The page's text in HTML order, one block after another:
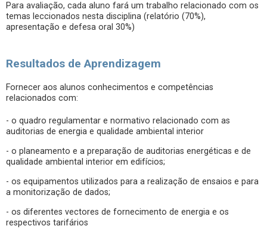
Para avaliação, cada aluno fará um trabalho relacionado com os
temas leccionados nesta disciplina (relatório (70%),
apresentação e defesa oral 30%)
Resultados de Aprendizagem
Fornecer aos alunos conhecimentos e competências
relacionados com:
- o quadro regulamentar e normativo relacionado com as
auditorias de energia e qualidade ambiental interior
- o planeamento e a preparação de auditorias energéticas e de
qualidade ambiental interior em edifícios;
- os equipamentos utilizados para a realização de ensaios e para
a monitorização de dados;
- os diferentes vectores de fornecimento de energia e os
respectivos tarifários